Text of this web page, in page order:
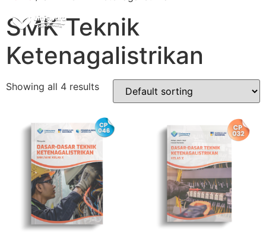
SMK Teknik
Ketenagalistrikan
Showing all 4 results